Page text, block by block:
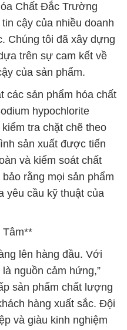
Chất Đắc Trường
cậy của nhiều doanh
Chúng tôi đã xây dựng
trên sự cam kết về
của sản phẩm.
các sản phẩm hóa chất
hypochlorite
tra chặt chẽ theo
sản xuất được tiến
và kiểm soát chất
rằng mọi sản phẩm
yêu cầu kỹ thuật của
Tâm**
lên hàng đầu. Với
nguồn cảm hứng,”
sản phẩm chất lượng
hàng xuất sắc. Đội
và giàu kinh nghiệm